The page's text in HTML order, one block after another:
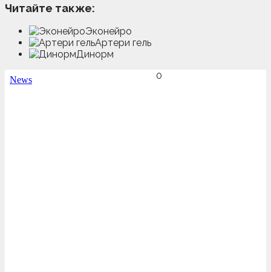
Читайте также:
Эконейро
Артери гель
Динорм
0